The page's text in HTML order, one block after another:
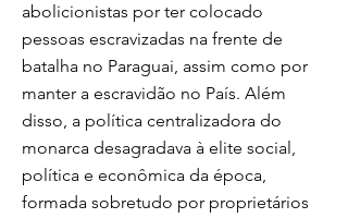
abolicionistas por ter colocado
pessoas escravizadas na frente de
batalha no Paraguai, assim como por
manter a escravidão no País. Além
disso, a política centralizadora do
monarca desagradava à elite social,
política e econômica da época,
formada sobretudo por proprietários